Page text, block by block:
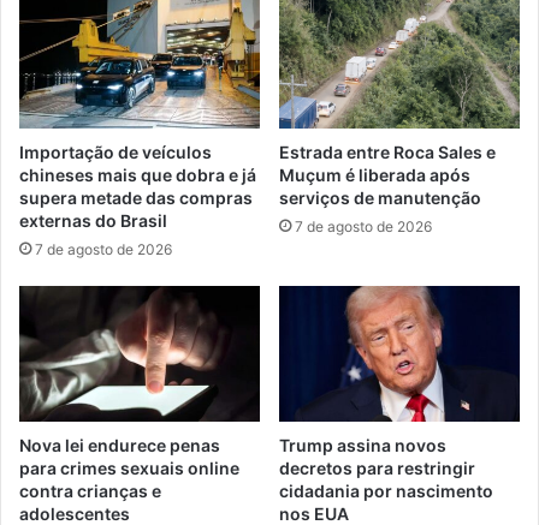
Importação de veículos
chineses mais que dobra e já
supera metade das compras
externas do Brasil
7 de agosto de 2026
Estrada entre Roca Sales e
Muçum é liberada após
serviços de manutenção
7 de agosto de 2026
Nova lei endurece penas
para crimes sexuais online
contra crianças e
adolescentes
Trump assina novos
decretos para restringir
cidadania por nascimento
nos EUA